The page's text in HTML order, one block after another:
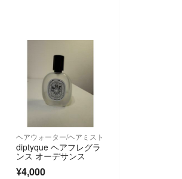
ヘアウォーター/ヘアミスト
diptyque ヘアフレグラ
ンス オーデサンス
¥4,000